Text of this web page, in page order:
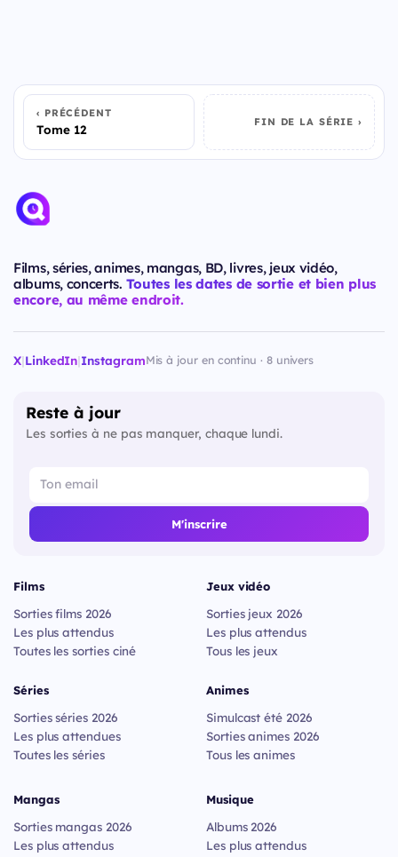
PRÉCÉDENT
Tome 12 FIN DE LA SÉRIE
Films, séries, animes, mangas, BD, livres, jeux vidéo,
albums, concerts. Toutes les dates de sortie et bien plus
encore, au même endroit.
X|LinkedIn|InstagramMis à jour en continu · 8 univers
Reste à jour
Les sorties à ne pas manquer, chaque lundi.
M'inscrire
Films
Sorties films 2026
Les plus attendus
Toutes les sorties ciné
Séries
Sorties séries 2026
Les plus attendues
Toutes les séries
Jeux vidéo
Sorties jeux 2026
Les plus attendus
Tous les jeux
Animes
Simulcast été 2026
Sorties animes 2026
Tous les animes
Mangas
Sorties mangas 2026
Les plus attendus
Musique
Albums 2026
Les plus attendus